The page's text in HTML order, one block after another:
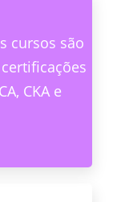
cursos são
CKA e